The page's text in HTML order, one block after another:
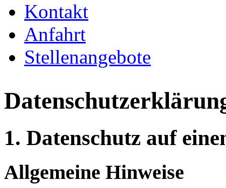
Kontakt
Anfahrt
Stellenangebote
1. Datenschutz auf
Allgemeine Hinweise